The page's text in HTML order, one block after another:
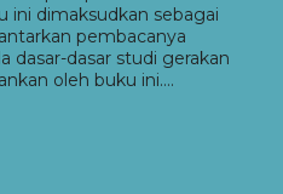
ini dimaksudkan sebagai
pembacanya
dasar-dasar studi gerakan
oleh buku ini….